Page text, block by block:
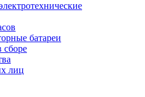
батареи
лиц